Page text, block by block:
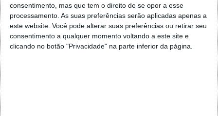
consentimento, mas que tem o direito de se opor a esse
processamento. As suas preferências serão aplicadas apenas a
este website. Você pode alterar suas preferências ou retirar seu
consentimento a qualquer momento voltando a este site e
clicando no botão "Privacidade" na parte inferior da página.
A segunda fonte de negócio é a venda de
equipamentos recondicionados, sobretudo modelos
iPhone, Samsung, Apple Watches e iPads. São
vendidas cerca de 6.000 unidades por mês, sendo que